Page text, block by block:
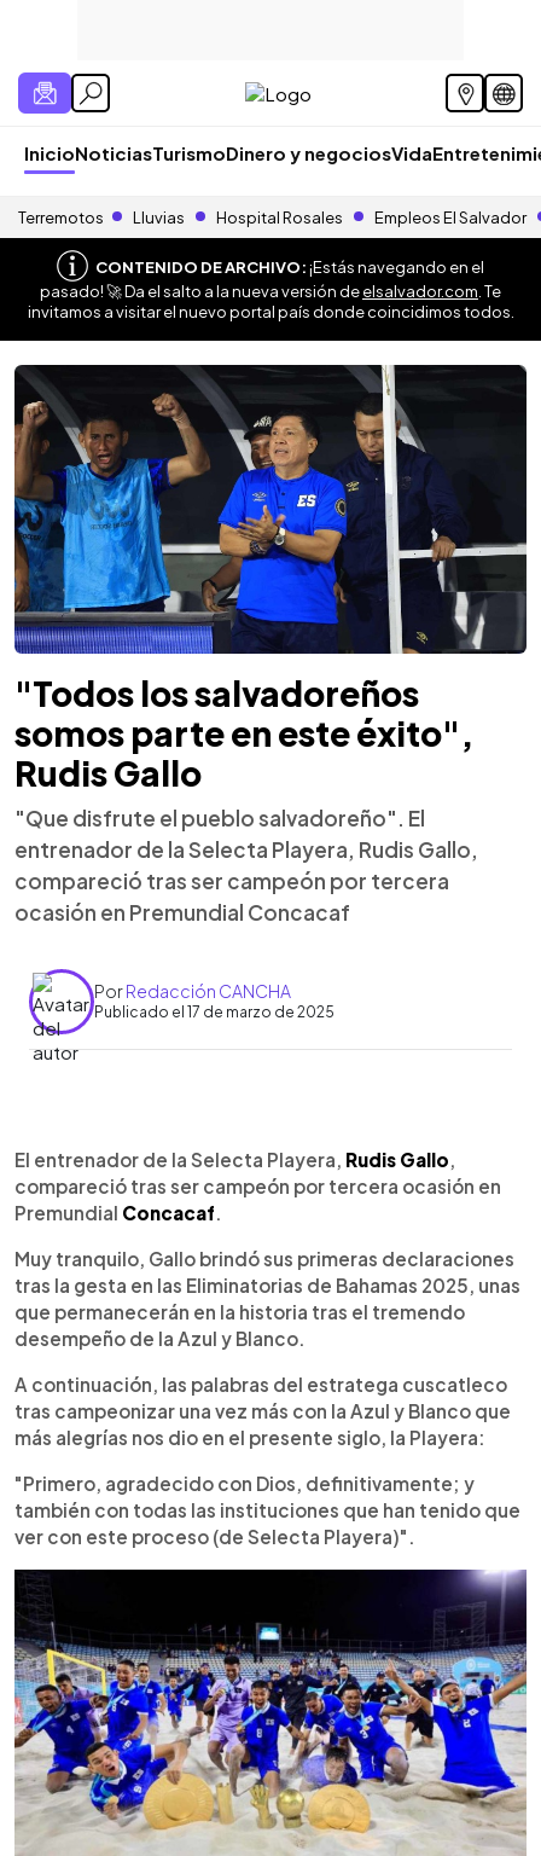
InicioNoticiasTurismoDinero y negociosVida
Terremotos Lluvias Hospital Rosales Empleos El Salvador
CONTENIDO DE ARCHIVO:¡Estás navegando en el
pasado! 🚀 Da el salto a la nueva versión deelsalvador.com . Te
invitamos a visitar el nuevo portal país donde coincidimos todos.
"Todos los salvadoreños
somos parte en este éxito",
Rudis Gallo
"Que disfrute el pueblo salvadoreño". El
entrenador de la Selecta Playera, Rudis Gallo,
compareció tras ser campeón por tercera
ocasión en Premundial Concacaf
PorRedacción CANCHA
Publicado el 17 de marzo de 2025
Escuchar artículo
El entrenador de la Selecta Playera, Rudis Gallo
compareció tras ser campeón por tercera ocasión en
Premundial Concacaf
Muy tranquilo, Gallo brindó sus primeras declaraciones
tras la gesta en las Eliminatorias de Bahamas 2025, unas
que permanecerán en la historia tras el tremendo
desempeño de la Azul y Blanco.
A continuación, las palabras del estratega cuscatleco
tras campeonizar una vez más con la Azul y Blanco que
más alegrías nos dio en el presente siglo, la Playera:
"Primero, agradecido con Dios, definitivamente; y
también con todas las instituciones que han tenido que
ver con este proceso (de Selecta Playera)".